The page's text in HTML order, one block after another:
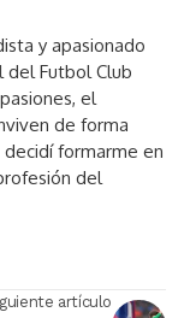
y apasionado
del Futbol Club
el
de forma
formarme en
del
artículo